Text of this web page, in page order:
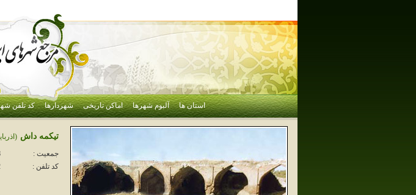
استان ها آلبوم شهرها اماکن تاریخی شهردارها کد تلفن
تيكمه داش
جمعیت :
کد تلفن :